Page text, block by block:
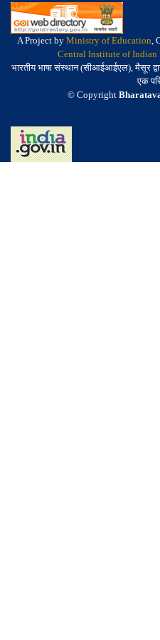
A Project by Ministry of Education,
Central Institute of Indian
भारतीय भाषा संस्थान (सीआईआईएल), मैसूर
एक
© Copyright